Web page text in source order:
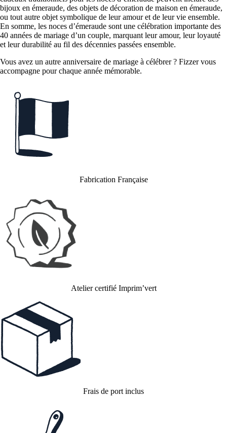
bijoux en émeraude, des objets de décoration de maison en émeraude,
ou tout autre objet symbolique de leur amour et de leur vie ensemble.
En somme, les noces d’émeraude sont une célébration importante des
40 années de mariage d’un couple, marquant leur amour, leur loyauté
et leur durabilité au fil des décennies passées ensemble.
Vous avez un autre anniversaire de mariage à célébrer ? Fizzer vous
accompagne pour chaque année mémorable.
Fabrication Française
Atelier certifié Imprim’vert
Frais de port inclus